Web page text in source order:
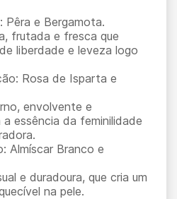
e Bergamota.
frutada e fresca que
liberdade e leveza logo
Rosa de Isparta e
envolvente e
essência da feminilidade
Branco e
e duradoura, que cria um
na pele.